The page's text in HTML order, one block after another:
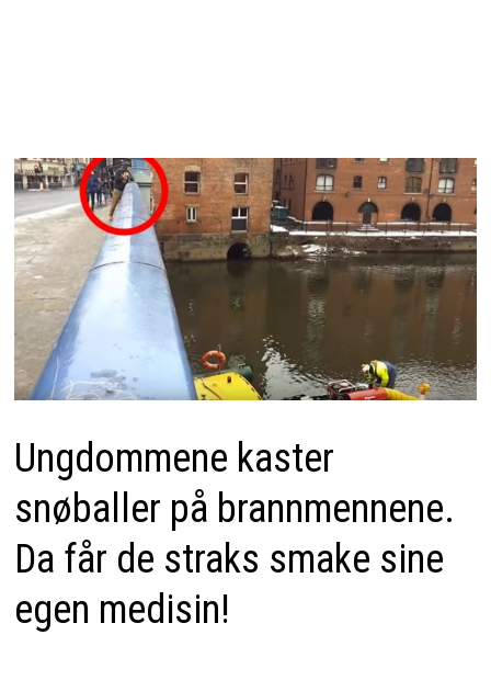
Ungdommene kaster
snøballer på brannmennene.
Da får de straks smake sine
egen medisin!